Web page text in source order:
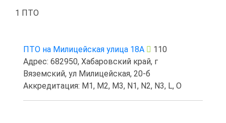
1 ПТО
ПТО на Милицейская улица 18А
110
Адрес: 682950, Хабаровский край, г
Вяземский, ул Милицейская, 20-б
Аккредитация: M1, M2, M3, N1, N2, N3, L, O